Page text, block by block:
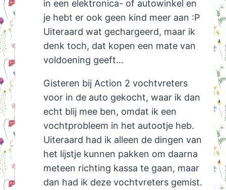
in een elektronica- of autowinkel en
je hebt er ook geen kind meer aan :P
Uiteraard wat gechargeerd, maar ik
denk toch, dat kopen een mate van
voldoening geeft…
Gisteren bij Action 2 vochtvreters
voor in de auto gekocht, waar ik dan
echt blij mee ben, omdat ik een
vochtprobleem in het autootje heb.
Uiteraard had ik alleen de dingen van
het lijstje kunnen pakken om daarna
meteen richting kassa te gaan, maar
dan had ik deze vochtvreters gemist.